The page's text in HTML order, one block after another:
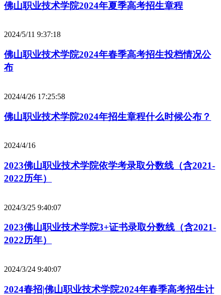
佛山职业技术学院2024年夏季高考招生章程
2024/5/11 9:37:18
佛山职业技术学院2024年春季高考招生投档情况公
布
2024/4/26 17:25:58
佛山职业技术学院2024年招生章程什么时候公布？
2024/4/16
2023佛山职业技术学院依学考录取分数线（含2021-
2022历年）
2024/3/25 9:40:07
2023佛山职业技术学院3+证书录取分数线（含2021-
2022历年）
2024/3/24 9:40:07
2024春招|佛山职业技术学院2024年春季高考招生计